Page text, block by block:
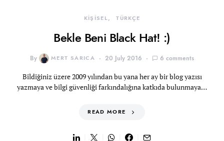
KİŞİSEL TÜRKÇE
Bekle Beni Black Hat! :)
By MERT SARICA 20 July 2016 6 comments
Bildiğiniz üzere 2009 yılından bu yana her ay bir blog yazısı
yazmaya ve bilgi güvenliği farkındalığına katkıda bulunmaya…
READ MORE